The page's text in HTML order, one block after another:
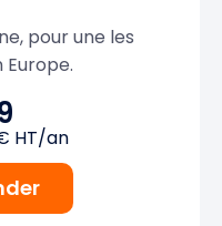
pour une les
HT/an